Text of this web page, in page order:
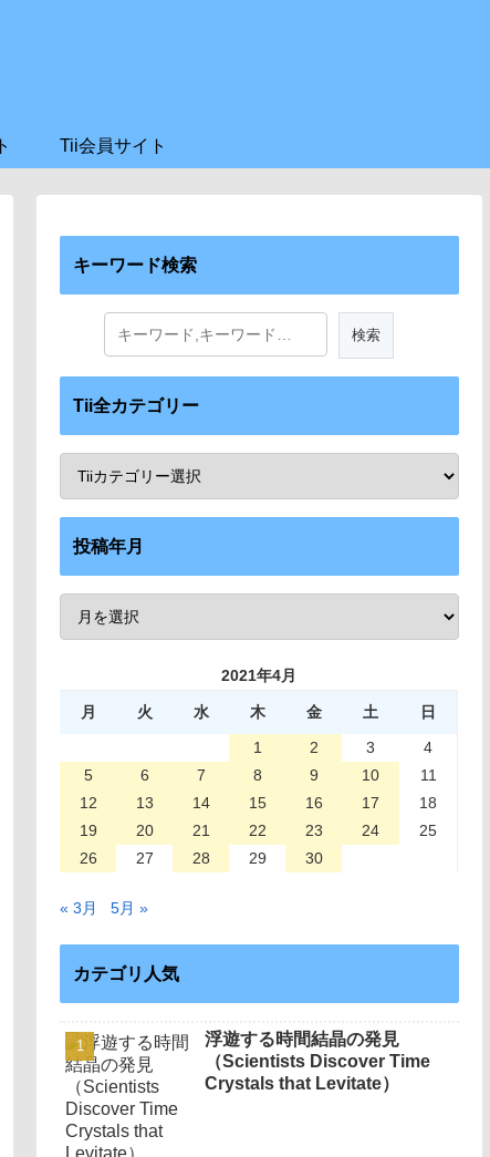
Tii会員サイト
キーワード検索
Tii全カテゴリー
投稿年月
2021年4月
月 火 水 木 金 土
日
1
2 3
4
5
6 7 8 9 10
11
12
13 14 15 16 17
18
19
20 21 22 23 24
25
26
27 28 29 30
« 3月 5月 »
カテゴリ人気
浮遊する時間結晶の発見
（Scientists Discover Time
Crystals that Levitate）